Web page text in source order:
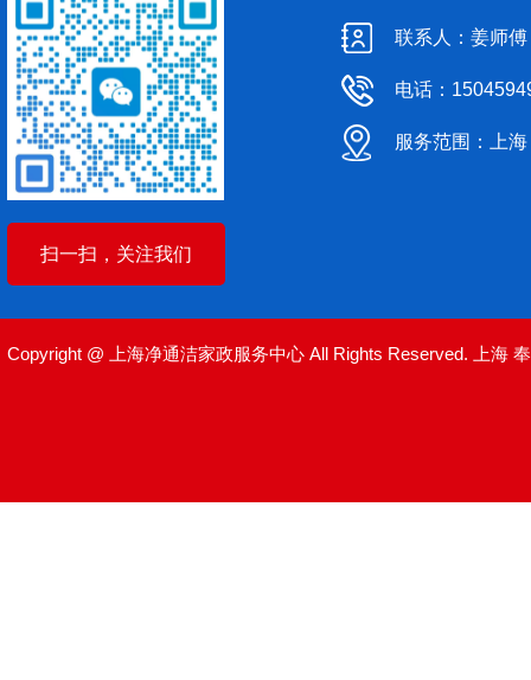
扫一扫，关注我们
联系人：姜师傅
电话：
服务范围：上海
Copyright @ 上海净通洁家政服务中心 All Rights Reserved. 上海